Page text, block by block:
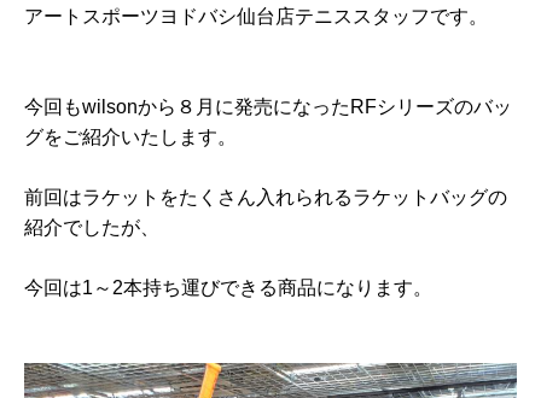
アートスポーツヨドバシ仙台店テニススタッフです。
今回もwilsonから８月に発売になったRFシリーズのバッ
グをご紹介いたします。
前回はラケットをたくさん入れられるラケットバッグの
紹介でしたが、
今回は1～2本持ち運びできる商品になります。